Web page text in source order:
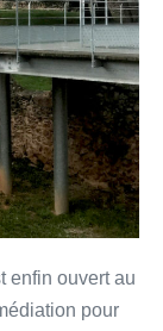
enfin ouvert au
pour